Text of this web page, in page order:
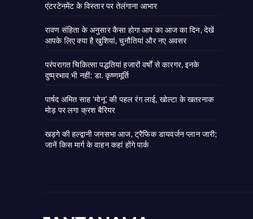
एंटरटेनमेंट के विस्तार पर तेलंगाना आभार
रावण संहिता के अनुसार कैसा होगा आप का आज का दिन, देखें
आपके लिए क्या है खुशियां, चुनौतियां और नए अवसर
परंपरागत चिकित्सा पद्धतियां हजारों वर्षों से कारगर, इनके
दुष्प्रभाव भी नहीं: डा. कृष्णमूर्ति
पार्षद अमित साह ‘मोनू’ की पहल रंग लाई, खोल्टा के खतरनाक
मोड़ पर लगा क्रश बैरियर
खड़गे की हल्द्वानी जनसभा आज, ट्रैफिक डायवर्जन प्लान जारी;
जानें किस मार्ग के वाहन कहां होंगे पार्क